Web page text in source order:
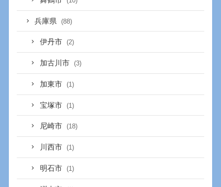
兵庫県 (88)
伊丹市 (2)
加古川市 (3)
加東市 (1)
宝塚市 (1)
尼崎市 (18)
川西市 (1)
明石市 (1)